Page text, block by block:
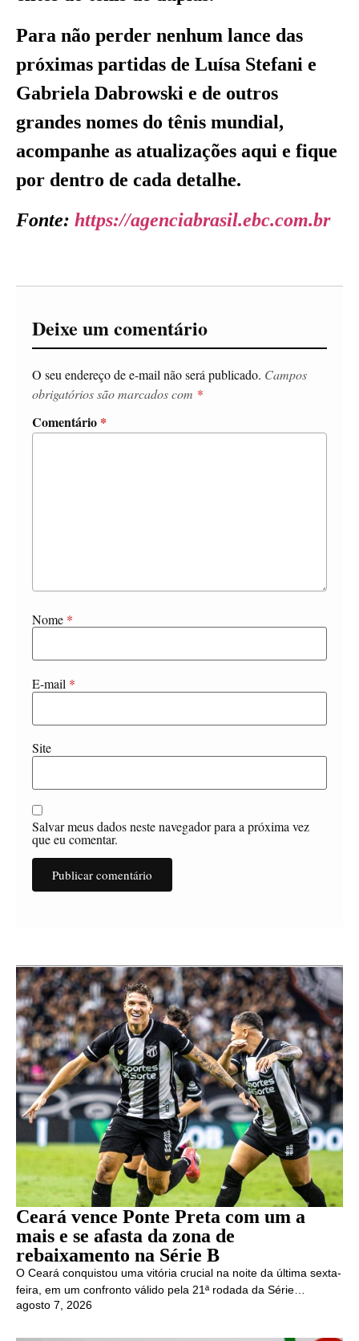
Para não perder nenhum lance das
próximas partidas de Luísa Stefani e
Gabriela Dabrowski e de outros
grandes nomes do tênis mundial,
acompanhe as atualizações aqui e fique
por dentro de cada detalhe.
Fonte: https://agenciabrasil.ebc.com.br
Deixe um comentário
O seu endereço de e-mail não será publicado. Campos
obrigatórios são marcados com *
Comentário *
Nome *
E-mail *
Site
Salvar meus dados neste navegador para a próxima vez
que eu comentar.
Ceará vence Ponte Preta com um a
mais e se afasta da zona de
rebaixamento na Série B
O Ceará conquistou uma vitória crucial na noite da última sexta-
feira, em um confronto válido pela 21ª rodada da Série…
agosto 7, 2026